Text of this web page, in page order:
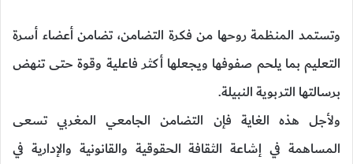
وتستمد المنظمة روحها من فكرة التضامن، تضامن أعضاء أسرة
التعليم بما يلحم صفوفها ويجعلها أكثر فاعلية وقوة حتى تنهض
برسالتها التربوية النبيلة.
ولأجل هذه الغاية فإن التضامن الجامعي المغربي تسعى
المساهمة في إشاعة الثقافة الحقوقية والقانونية والإدارية في